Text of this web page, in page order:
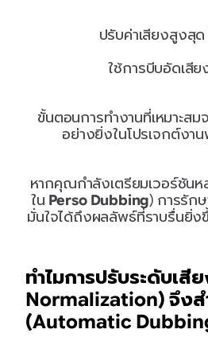
ปรับค่าเสียงสูงสุด
ใช้การบีบอัดเสีย
ขั้นตอนการทำงานที่เหมาะส
อย่างยิ่งในโปรเจกต์งา
หากคุณกำลังเตรียมเวอร์ชันห
ใน Perso Dubbing) การรัก
มั่นใจได้ถึงผลลัพธ์ที่ราบรื่นยิ่ง
ทำไมการปรับระดับเสี
Normalization) จึง
(Automatic